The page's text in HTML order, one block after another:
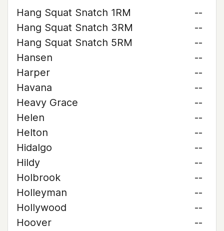
Hang Squat Snatch 1RM
--
Hang Squat Snatch 3RM
--
Hang Squat Snatch 5RM
--
Hansen
--
Harper
--
Havana
--
Heavy Grace
--
Helen
--
Helton
--
Hidalgo
--
Hildy
--
Holbrook
--
Holleyman
--
Hollywood
--
Hoover
--